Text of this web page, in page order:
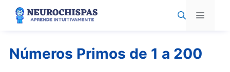
Pular
para
Menu
Números Primos de 1 a 200